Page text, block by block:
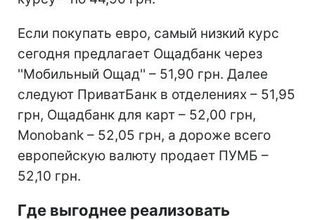
Если покупать евро, самый низкий курс
сегодня предлагает Ощадбанк через
''Мобильный Ощад'' – 51,90 грн. Далее
следуют ПриватБанк в отделениях – 51,95
грн, Ощадбанк для карт – 52,00 грн,
Monobank – 52,05 грн, а дороже всего
европейскую валюту продает ПУМБ –
52,10 грн.
Где выгоднее реализовать